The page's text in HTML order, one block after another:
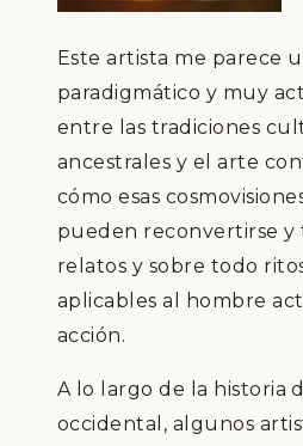
Este artista me parece
paradigmático y muy
entre las tradiciones
ancestrales y el arte
cómo esas
pueden reconvertirse y
relatos y sobre todo
aplicables al hombre
acción.
A lo largo de la historia
occidental, algunos